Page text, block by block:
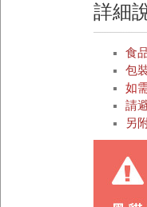
詳細
食
包
如
請
另